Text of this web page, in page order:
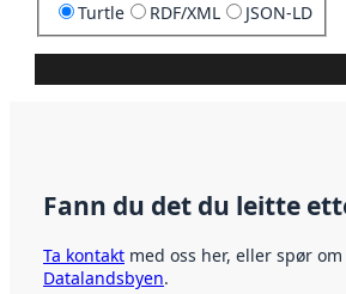
Turtle RDF/XML JSON-LD
Fann du det du leitte
Ta kontakt med oss her, eller spør
Datalandsbyen.